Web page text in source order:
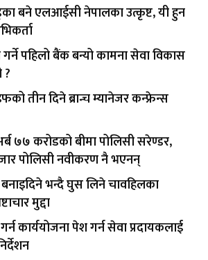
बने एलआईसी नेपालका उत्कृष्ट, यी हुन
पहिलो बैंक बन्यो कामना सेवा विकास
तीन दिने ब्रान्च म्यानेजर कन्फ्रेन्स
७७ करोडको बीमा पोलिसी सरेण्डर,
पोलिसी नवीकरण नै भएनन्
बनाइदिने भन्दै घुस लिने चावहिलका
मुद्दा
कार्ययोजना पेश गर्न सेवा प्रदायकलाई